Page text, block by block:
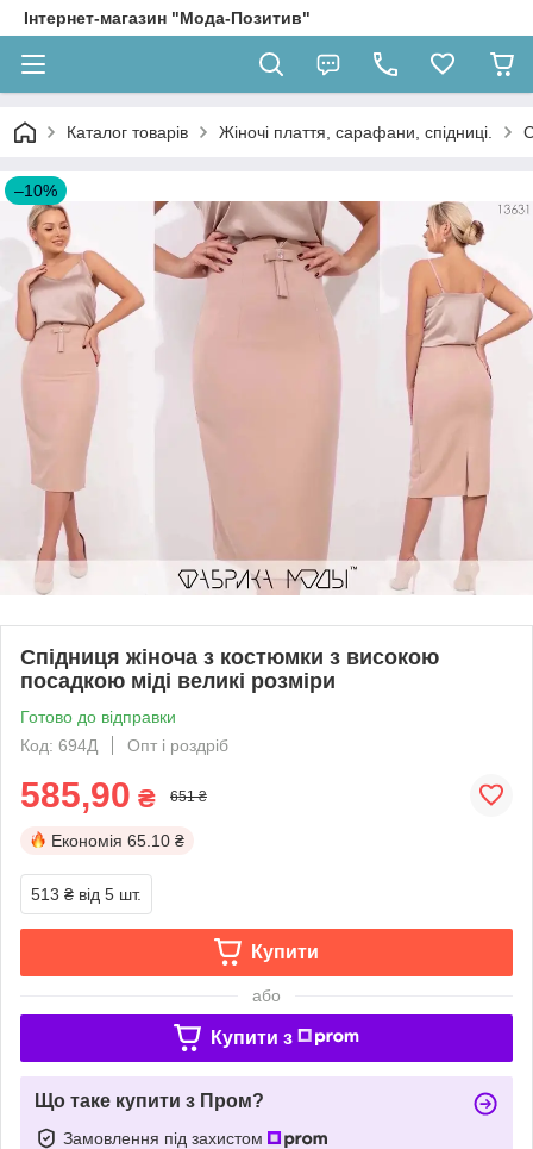
Інтернет-магазин "Мода-Позитив"
Каталог товарів Жіночі плаття, сарафани, спідниці.
–10%
Спідниця жіноча з костюмки з високою
посадкою міді великі розміри
Готово до відправки
Код: 694Д
Опт і роздріб
585,90 ₴ 651 ₴
Економія 65.10 ₴
513 ₴ від 5 шт.
Купити
або
Купити з
Що таке купити з Пром?
Замовлення під захистом